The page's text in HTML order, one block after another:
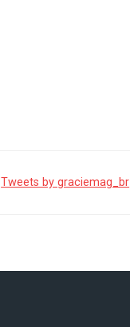
Tweets by graciemag_br